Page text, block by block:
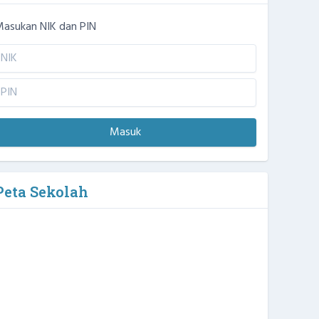
NIK dan PIN
Masuk
Sekolah